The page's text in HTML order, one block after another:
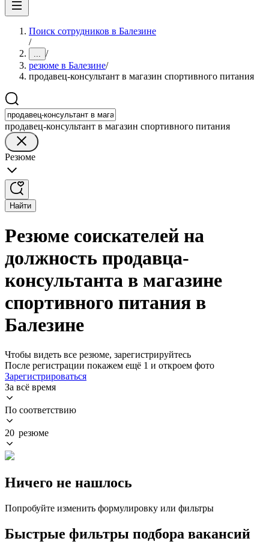
Поиск сотрудников в Балезине
/
... /
резюме в Балезине/
продавец-консультант в магазин спортивного питания
продавец-консультант в магазин спортивного питания
Резюме
Найти
Резюме соискателей на
должность продавца-
консультанта в магазине
спортивного питания в
Балезине
Чтобы видеть все резюме, зарегистрируйтесь
После регистрации покажем ещё 1 и откроем фото
Зарегистрироваться
За всё время
По соответствию
20 резюме
Ничего не нашлось
Попробуйте изменить формулировку или фильтры
Быстрые фильтры подбора вакансий